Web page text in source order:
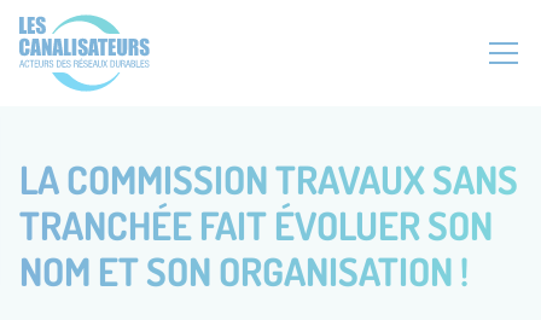
Aller
au
contenu
N
a
a
t
i
LA COMMISSION TRAVAUX SANS
TRANCHÉE FAIT ÉVOLUER SON
NOM ET SON ORGANISATION !
Panneau de gestion des cookies